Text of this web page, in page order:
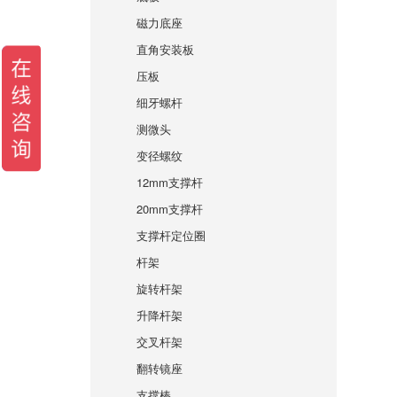
磁力底座
直角安装板
压板
细牙螺杆
测微头
变径螺纹
12mm支撑杆
20mm支撑杆
支撑杆定位圈
杆架
旋转杆架
升降杆架
交叉杆架
翻转镜座